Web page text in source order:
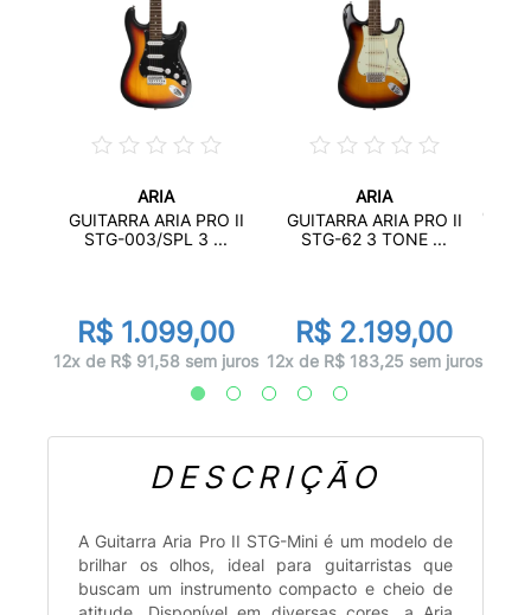
ARIA
GUITARRA ARIA PRO II
STG-003/SPL 3 ...
R$ 1.099,00
12x de R$ 91,58 sem juros
ARIA
GUITARRA ARIA PRO II
STG-62 3 TONE ...
R$ 2.199,00
12x de R$ 183,25 sem juros
DESCRIÇÃO
A Guitarra Aria Pro II STG-Mini é um modelo de
brilhar os olhos, ideal para guitarristas que
buscam um instrumento compacto e cheio de